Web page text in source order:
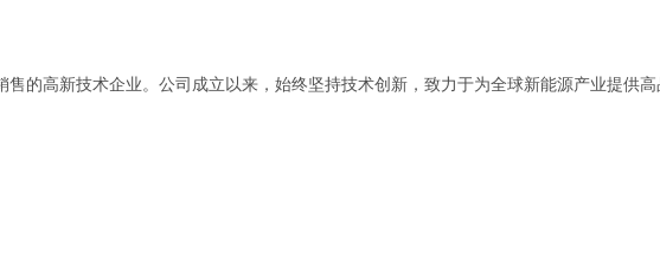
的高新技术企业。公司成立以来，始终坚持技术创新，致力于为全球新能源产业提供高